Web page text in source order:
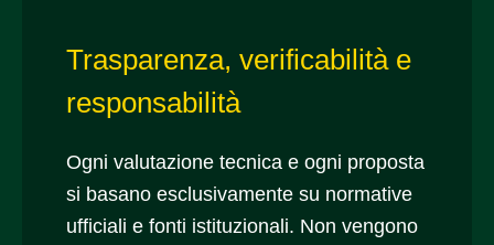
Trasparenza, verificabilità e
responsabilità
Ogni valutazione tecnica e ogni proposta
si basano esclusivamente su normative
ufficiali e fonti istituzionali. Non vengono